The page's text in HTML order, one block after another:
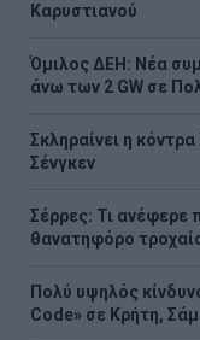
Καρυστιανού
Όμιλος ΔΕΗ: Νέα
άνω των 2 GW σε
Σκληραίνει η
Σένγκεν
Σέρρες: Τι ανέφερε
θανατηφόρο
Πολύ υψηλός
Code» σε Κρήτη,